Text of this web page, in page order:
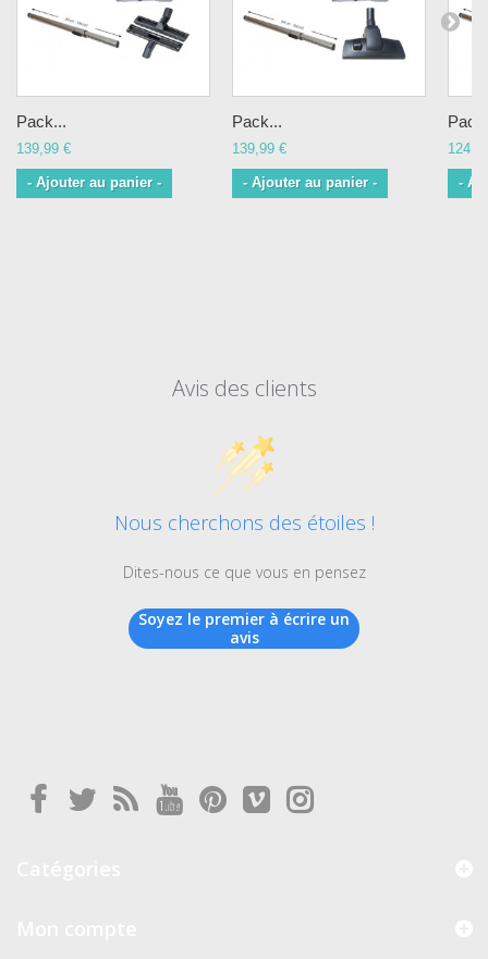
Pack...
139,99 €
- Ajouter au panier -
Pack...
139,99 €
- Ajouter au panier - -
Avis des clients
Nous cherchons des étoiles !
Dites-nous ce que vous en pensez
Soyez le premier à écrire un
avis